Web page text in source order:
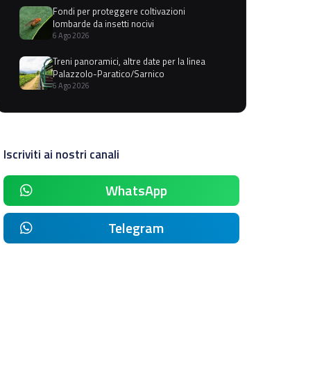
Fondi per proteggere coltivazioni
lombarde da insetti nocivi
6 Ago 2026
Treni panoramici, altre date per la linea
Palazzolo-Paratico/Sarnico
6 Ago 2026
Iscriviti ai nostri canali
WhatsApp
Telegram